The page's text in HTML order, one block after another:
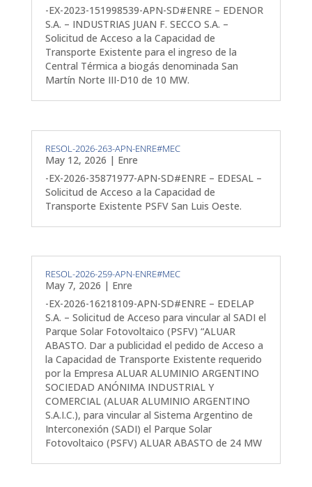
-EX-2023-151998539-APN-SD#ENRE – EDENOR
S.A. – INDUSTRIAS JUAN F. SECCO S.A. –
Solicitud de Acceso a la Capacidad de
Transporte Existente para el ingreso de la
Central Térmica a biogás denominada San
Martín Norte III-D10 de 10 MW.
RESOL-2026-263-APN-ENRE#MEC
May 12, 2026 | Enre
-EX-2026-35871977-APN-SD#ENRE – EDESAL –
Solicitud de Acceso a la Capacidad de
Transporte Existente PSFV San Luis Oeste.
RESOL-2026-259-APN-ENRE#MEC
May 7, 2026 | Enre
-EX-2026-16218109-APN-SD#ENRE – EDELAP
S.A. – Solicitud de Acceso para vincular al SADI el
Parque Solar Fotovoltaico (PSFV) “ALUAR
ABASTO. Dar a publicidad el pedido de Acceso a
la Capacidad de Transporte Existente requerido
por la Empresa ALUAR ALUMINIO ARGENTINO
SOCIEDAD ANÓNIMA INDUSTRIAL Y
COMERCIAL (ALUAR ALUMINIO ARGENTINO
S.A.I.C.), para vincular al Sistema Argentino de
Interconexión (SADI) el Parque Solar
Fotovoltaico (PSFV) ALUAR ABASTO de 24 MW